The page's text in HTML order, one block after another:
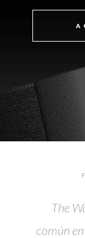
The
común